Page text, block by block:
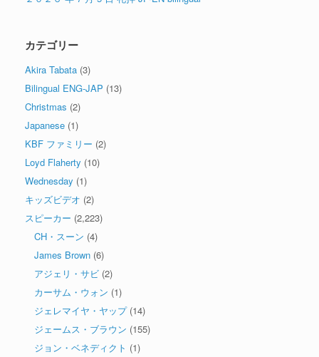
カテゴリー
Akira Tabata (3)
Bilingual ENG-JAP (13)
Christmas (2)
Japanese (1)
KBF ファミリー (2)
Loyd Flaherty (10)
Wednesday (1)
キッズビデオ (2)
スピーカー (2,223)
CH・スーン (4)
James Brown (6)
アジェリ・サビ (2)
カーサム・ウォン (1)
ジェレマイヤ・ヤップ(14)
ジェームス・ブラウン (155)
ジョン・ベネディクト (1)